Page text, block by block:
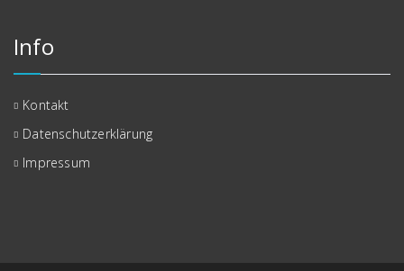
Info
Kontakt
Datenschutzerklärung
Impressum